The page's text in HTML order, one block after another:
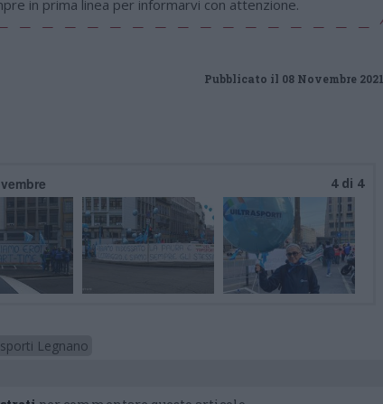
in prima linea per informarvi con attenzione.
Pubblicato il 08 Novembre 2021
4 di 4
Legnano